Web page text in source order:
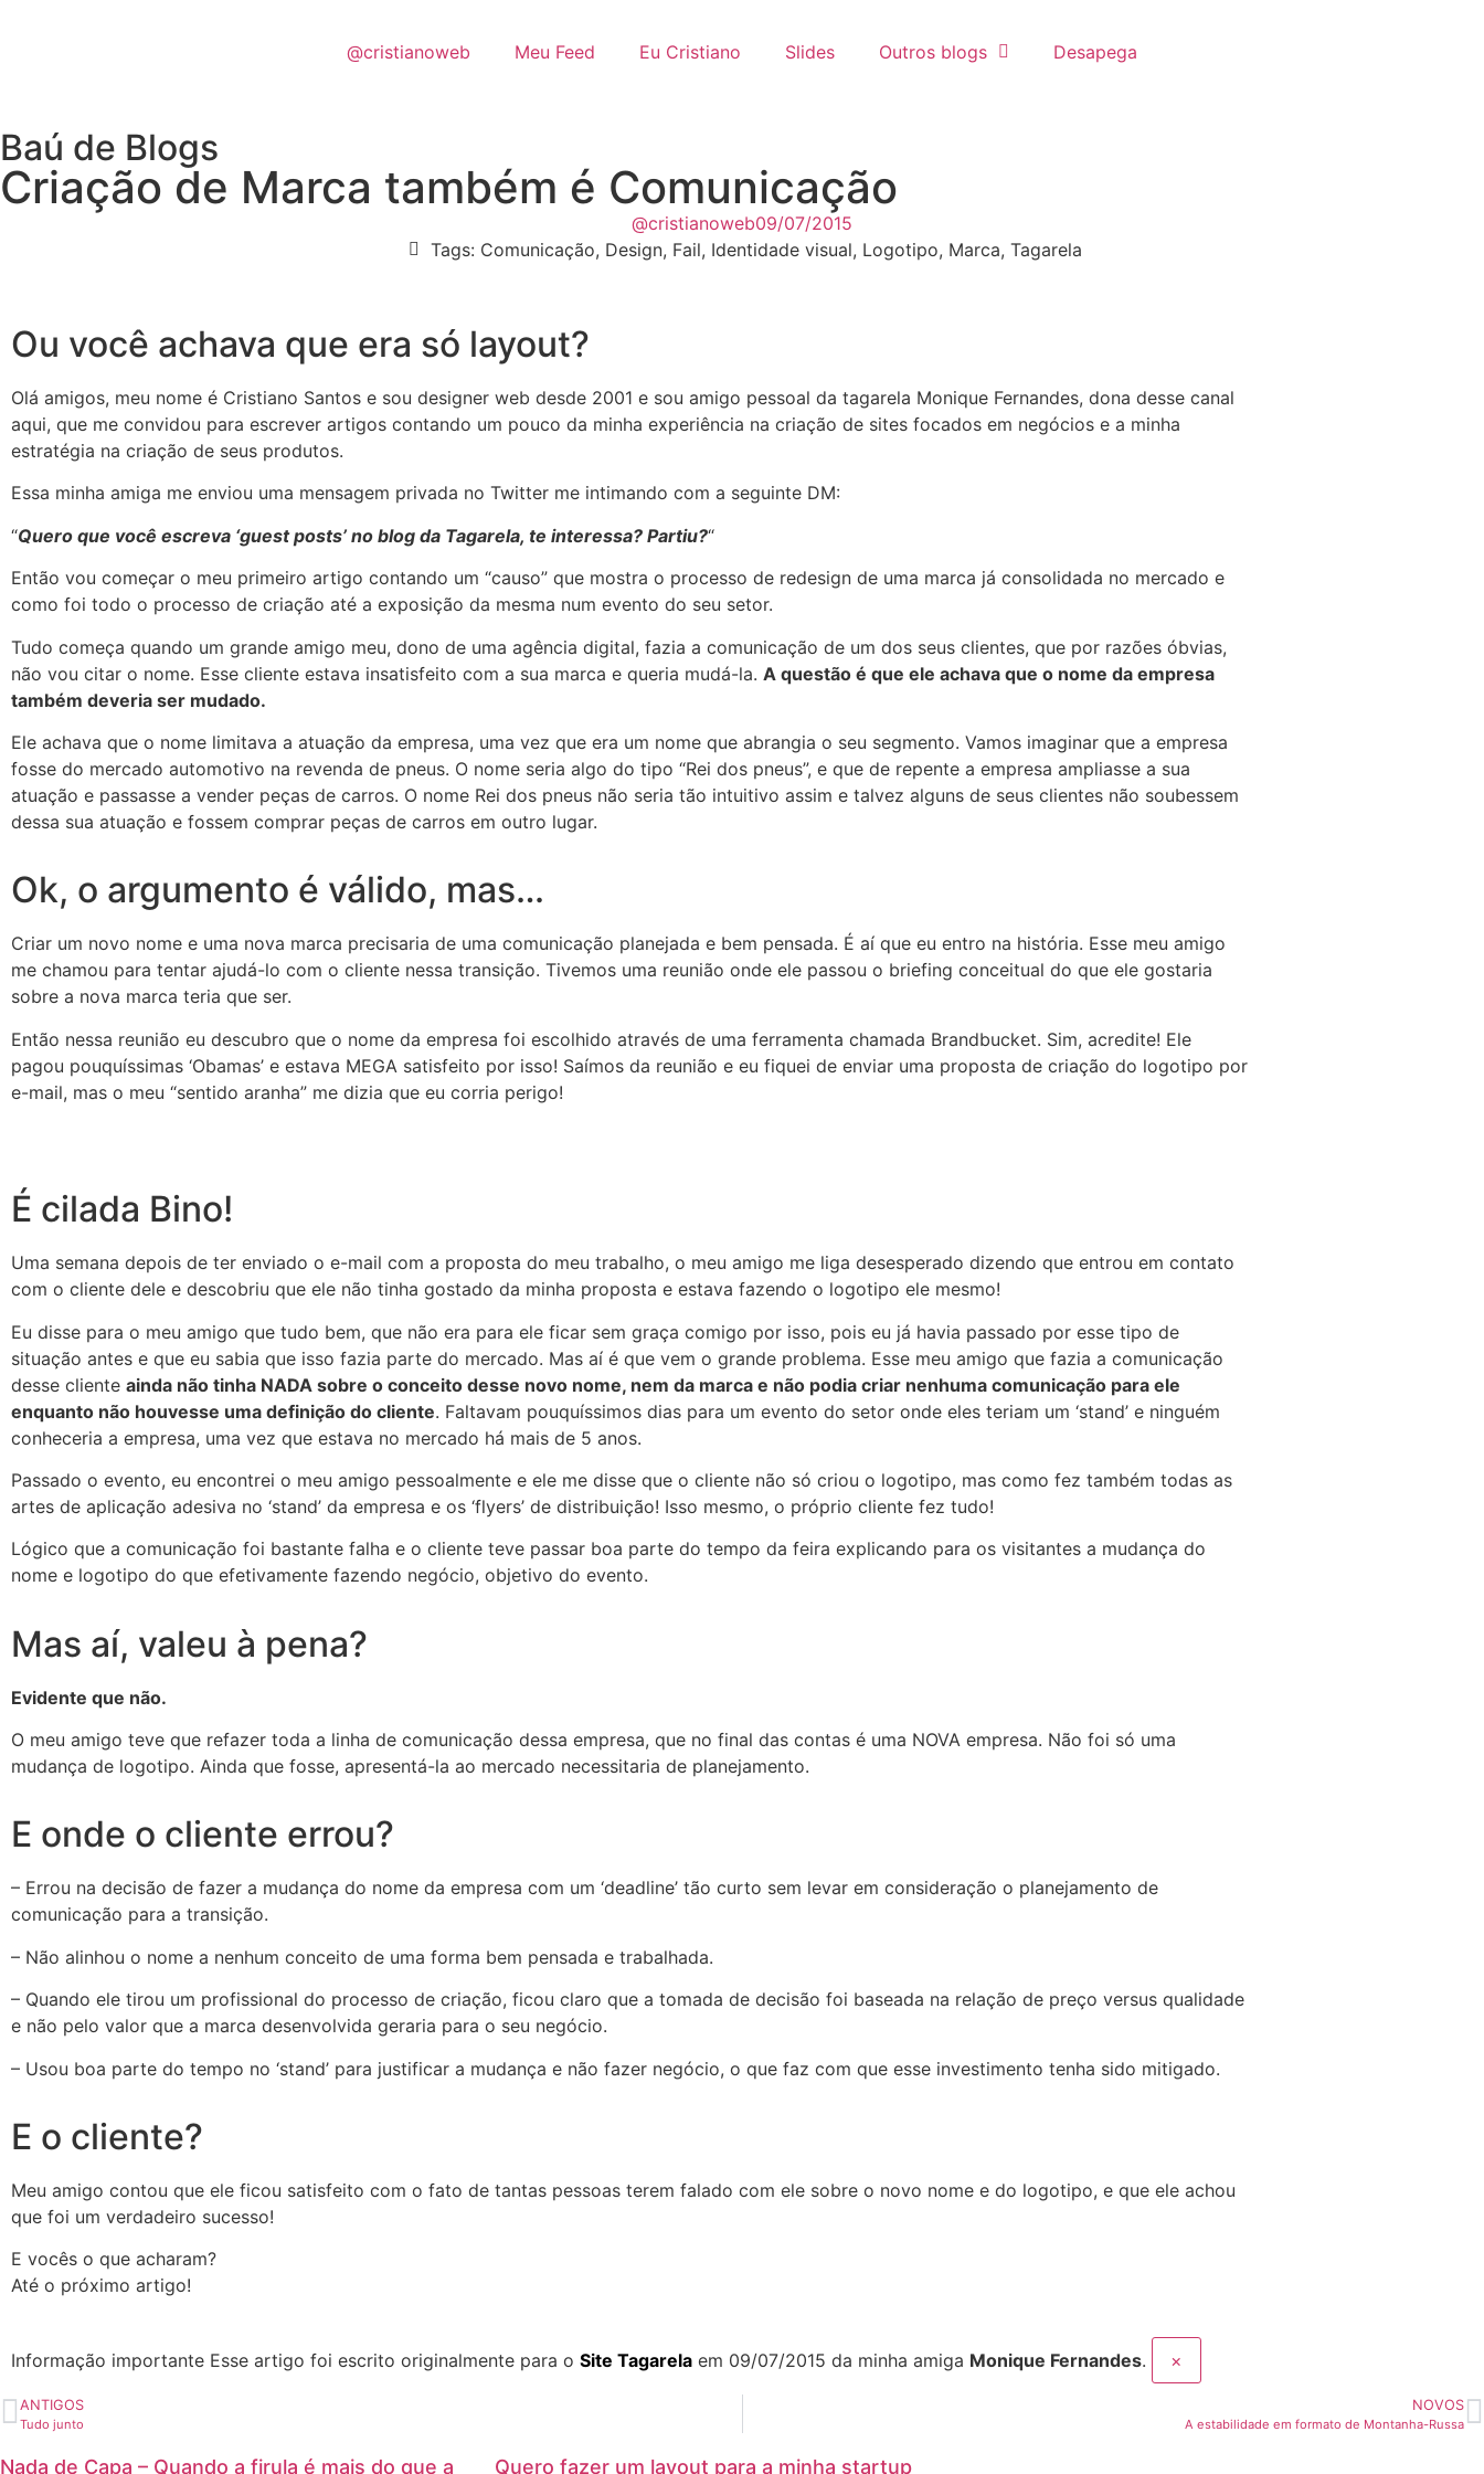
@cristianoweb Meu Feed Eu Cristiano Slides Outros blogs Desapega
Baú de Blogs
Criação de Marca também é Comunicação
@cristianoweb09/07/2015
Tags: Comunicação, Design, Fail, Identidade visual, Logotipo, Marca, Tagarela
Ou você achava que era só layout?
Olá amigos, meu nome é Cristiano Santos e sou designer web desde 2001 e sou amigo pessoal da tagarela Monique Fernandes, dona desse canal
aqui, que me convidou para escrever artigos contando um pouco da minha experiência na criação de sites focados em negócios e a minha
estratégia na criação de seus produtos.
Essa minha amiga me enviou uma mensagem privada no Twitter me intimando com a seguinte DM:
“Quero que você escreva ‘guest posts’ no blog da Tagarela, te interessa? Partiu?“
Então vou começar o meu primeiro artigo contando um “causo” que mostra o processo de redesign de uma marca já consolidada no mercado e
como foi todo o processo de criação até a exposição da mesma num evento do seu setor.
Tudo começa quando um grande amigo meu, dono de uma agência digital, fazia a comunicação de um dos seus clientes, que por razões óbvias,
não vou citar o nome. Esse cliente estava insatisfeito com a sua marca e queria mudá-la. A questão é que ele achava que o nome da empresa
também deveria ser mudado.
Ele achava que o nome limitava a atuação da empresa, uma vez que era um nome que abrangia o seu segmento. Vamos imaginar que a empresa
fosse do mercado automotivo na revenda de pneus. O nome seria algo do tipo “Rei dos pneus”, e que de repente a empresa ampliasse a sua
atuação e passasse a vender peças de carros. O nome Rei dos pneus não seria tão intuitivo assim e talvez alguns de seus clientes não soubessem
dessa sua atuação e fossem comprar peças de carros em outro lugar.
Ok, o argumento é válido, mas…
Criar um novo nome e uma nova marca precisaria de uma comunicação planejada e bem pensada. É aí que eu entro na história. Esse meu amigo
me chamou para tentar ajudá-lo com o cliente nessa transição. Tivemos uma reunião onde ele passou o briefing conceitual do que ele gostaria
sobre a nova marca teria que ser.
Então nessa reunião eu descubro que o nome da empresa foi escolhido através de uma ferramenta chamada Brandbucket. Sim, acredite! Ele
pagou pouquíssimas ‘Obamas’ e estava MEGA satisfeito por isso! Saímos da reunião e eu fiquei de enviar uma proposta de criação do logotipo por
e-mail, mas o meu “sentido aranha” me dizia que eu corria perigo!
É cilada Bino!
Uma semana depois de ter enviado o e-mail com a proposta do meu trabalho, o meu amigo me liga desesperado dizendo que entrou em contato
com o cliente dele e descobriu que ele não tinha gostado da minha proposta e estava fazendo o logotipo ele mesmo!
Eu disse para o meu amigo que tudo bem, que não era para ele ficar sem graça comigo por isso, pois eu já havia passado por esse tipo de
situação antes e que eu sabia que isso fazia parte do mercado. Mas aí é que vem o grande problema. Esse meu amigo que fazia a comunicação
desse cliente ainda não tinha NADA sobre o conceito desse novo nome, nem da marca e não podia criar nenhuma comunicação para ele
enquanto não houvesse uma definição do cliente. Faltavam pouquíssimos dias para um evento do setor onde eles teriam um ‘stand’ e ninguém
conheceria a empresa, uma vez que estava no mercado há mais de 5 anos.
Passado o evento, eu encontrei o meu amigo pessoalmente e ele me disse que o cliente não só criou o logotipo, mas como fez também todas as
artes de aplicação adesiva no ‘stand’ da empresa e os ‘flyers’ de distribuição! Isso mesmo, o próprio cliente fez tudo!
Lógico que a comunicação foi bastante falha e o cliente teve passar boa parte do tempo da feira explicando para os visitantes a mudança do
nome e logotipo do que efetivamente fazendo negócio, objetivo do evento.
Mas aí, valeu à pena?
Evidente que não.
O meu amigo teve que refazer toda a linha de comunicação dessa empresa, que no final das contas é uma NOVA empresa. Não foi só uma
mudança de logotipo. Ainda que fosse, apresentá-la ao mercado necessitaria de planejamento.
E onde o cliente errou?
– Errou na decisão de fazer a mudança do nome da empresa com um ‘deadline’ tão curto sem levar em consideração o planejamento de
comunicação para a transição.
– Não alinhou o nome a nenhum conceito de uma forma bem pensada e trabalhada.
– Quando ele tirou um profissional do processo de criação, ficou claro que a tomada de decisão foi baseada na relação de preço versus qualidade
e não pelo valor que a marca desenvolvida geraria para o seu negócio.
– Usou boa parte do tempo no ‘stand’ para justificar a mudança e não fazer negócio, o que faz com que esse investimento tenha sido mitigado.
E o cliente?
Meu amigo contou que ele ficou satisfeito com o fato de tantas pessoas terem falado com ele sobre o novo nome e do logotipo, e que ele achou
que foi um verdadeiro sucesso!
E vocês o que acharam?
Até o próximo artigo!
Informação importante Esse artigo foi escrito originalmente para o Site Tagarela em 09/07/2015 da minha amiga Monique Fernandes. ×
ANTIGOS
Tudo junto
NOVOS
A estabilidade em formato de Montanha-Russa
Nada de Capa – Quando a firula é mais do que a Quero fazer um layout para a minha startup